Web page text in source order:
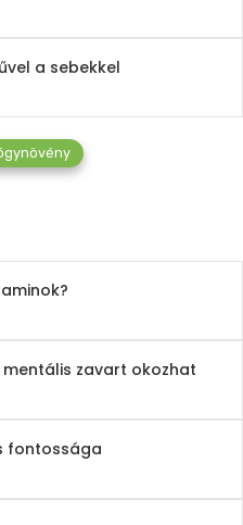
a sebekkel
mentális zavart okozhat
fontossága